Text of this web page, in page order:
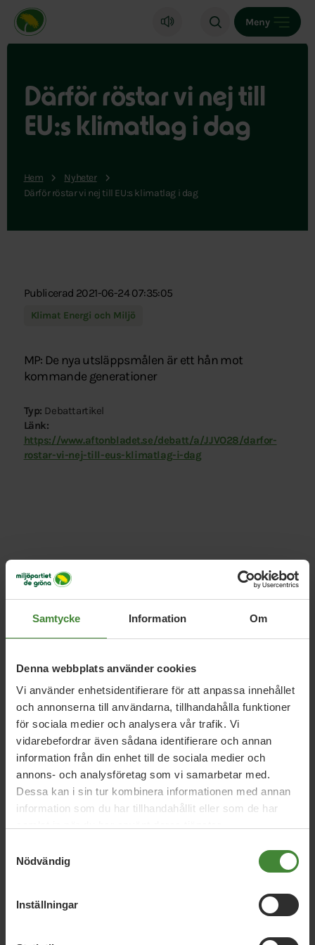
Samtycke Information Om
Denna webbplats använder cookies
Vi använder enhetsidentifierare för att anpassa innehållet
och annonserna till användarna, tillhandahålla funktioner
för sociala medier och analysera vår trafik. Vi
vidarebefordrar även sådana identifierare och annan
information från din enhet till de sociala medier och
annons- och analysföretag som vi samarbetar med.
Dessa kan i sin tur kombinera informationen med annan
information som du har tillhandahållit eller som de har
Nödvändig
Inställningar
Miljöpartiet de gröna, startsida
Meny
Därför röstar vi nej till
EU:s klimatlag i dag
Hem
Nyheter
Därför röstar vi nej till EU:s klimatlag i dag
Publicerad 2021-06-24 07:35:05
Klimat Energi och Miljö
MP: De nya utsläppsmålen är ett hån mot
kommande generationer
Typ: Debattartikel
Länk:
https://www.aftonbladet.se/debatt/a/JJVO28/darfor-
rostar-vi-nej-till-eus-klimatlag-i-dag
Relaterade nyheter
Farligt om näringslivet väljer
högerpartiernas klimatpolitik
21 juni 2021
Vi röstar för fortsatt förtroende för
statsministern
Stopp för prospektering av kol, olja och